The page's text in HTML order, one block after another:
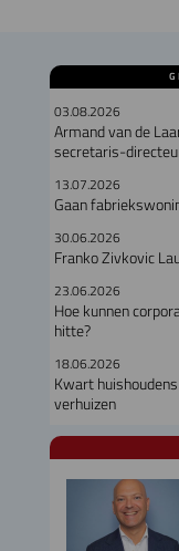
03.08.2026
Armand van de
secretaris-
13.07.2026
Gaan
30.06.2026
Franko Zivkovic
23.06.2026
Hoe kunnen
hitte?
18.06.2026
Kwart
verhuizen